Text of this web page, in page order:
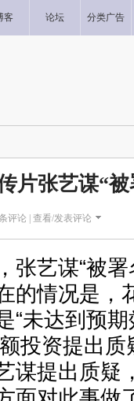
客 论坛 分类广告
片张艺谋“
评论 | 查看/发表评论
艺谋“被署
的情况是，
“未达到预
投资提出
谋提出质疑